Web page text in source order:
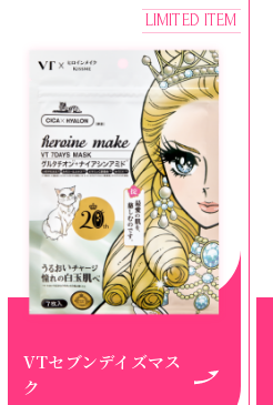
LIMITED ITEM
VTセブンデイズマス
ク